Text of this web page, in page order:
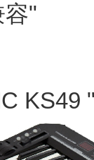
"
KS49